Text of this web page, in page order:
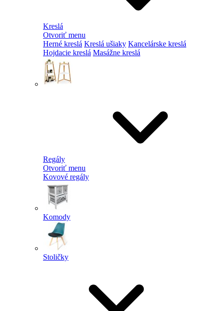
Kreslá
Otvoriť menu
Herné kreslá Kreslá ušiaky Kancelárske kreslá
Hojdacie kreslá Masážne kreslá
Regály
Otvoriť menu
Kovové regály
Komody
Stoličky